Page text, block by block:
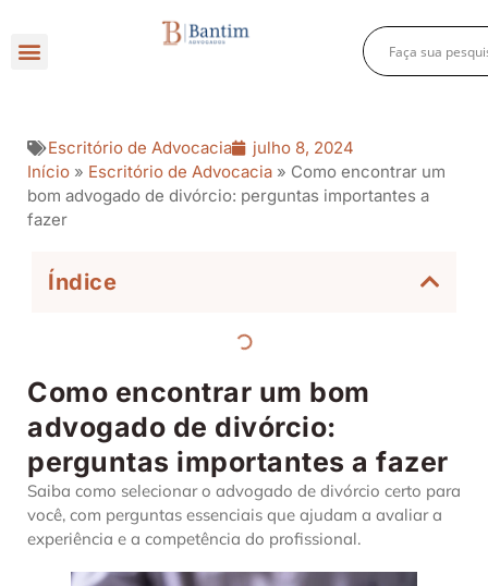
Escritório de Advocacia
julho 8, 2024
Início » Escritório de Advocacia » Como encontrar um
bom advogado de divórcio: perguntas importantes a
fazer
Índice
Como encontrar um bom
advogado de divórcio:
perguntas importantes a fazer
Saiba como selecionar o advogado de divórcio certo para
você, com perguntas essenciais que ajudam a avaliar a
experiência e a competência do profissional.